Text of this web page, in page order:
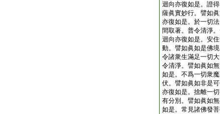
迴向亦復如是。證
薩眞實妙行。譬如
亦復如是。於一切
間取著。普令清淨
迴向亦復如是。安
動。譬如眞如是佛
令諸衆生滿足一切
令清淨。譬如眞如
如是。不爲一切衆
伏。譬如眞如非是
亦復如是。捨離一
有分別。譬如眞如
如是。常見諸佛發